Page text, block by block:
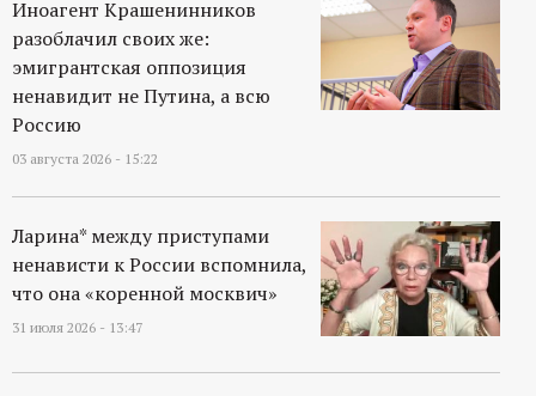
л
Иноагент Крашенинников
разоблачил своих же:
эмигрантская оппозиция
ненавидит не Путина, а всю
Россию
03 августа 2026 - 15:22
Ларина* между приступами
ненависти к России вспомнила,
что она «коренной москвич»
31 июля 2026 - 13:47